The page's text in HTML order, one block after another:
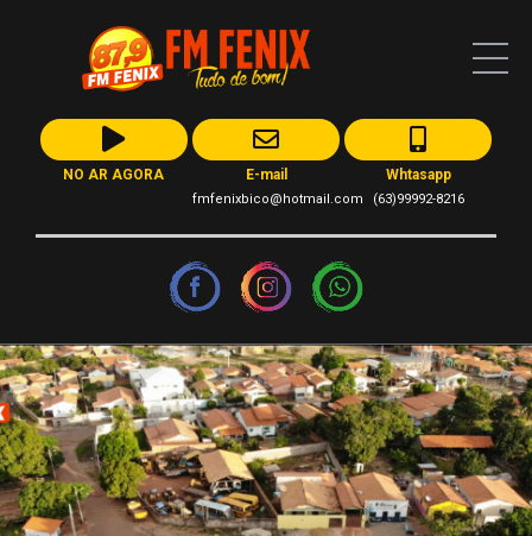
NO AR AGORA E-mail
fmfenixbico@hotmail.com
Whtasapp
(63)99992-8216